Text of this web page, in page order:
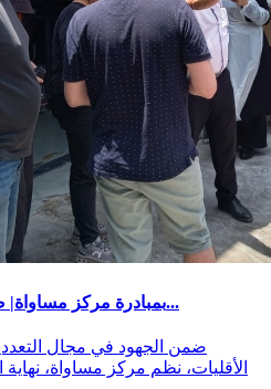
بمبادرة مركز مساواة| صحافيون روس في زيارة لباقة...
ضمن الجهود في مجال
الأقليات، نظم مركز مساواة،